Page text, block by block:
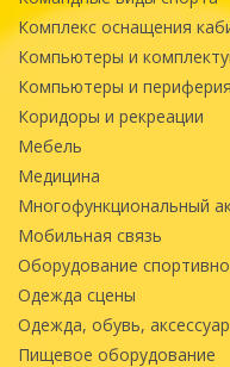
Комплекс оснащения
Компьютеры и
Компьютеры и периферия
Коридоры и рекреации
Мебель
Медицина
Многофункциональный
Мобильная связь
Оборудование
Одежда сцены
Одежда, обувь,
Пищевое оборудование